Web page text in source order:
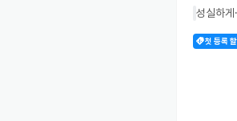
성실하
첫 등록